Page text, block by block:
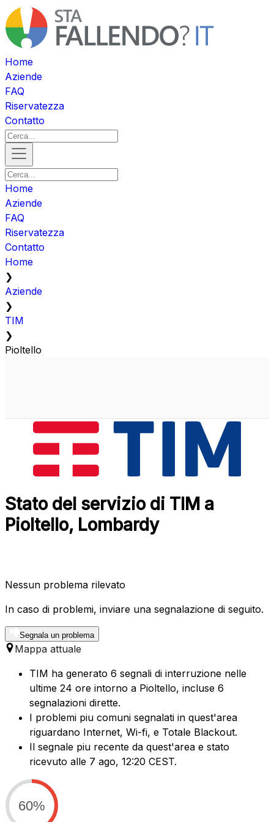
Home
Aziende
FAQ
Riservatezza
Contatto
Home
Aziende
FAQ
Riservatezza
Contatto
Home
❯
Aziende
❯
TIM
❯
Pioltello
Stato del servizio di TIM a
Pioltello, Lombardy
Nessun problema rilevato
In caso di problemi, inviare una segnalazione di seguito.
Segnala un problema
Mappa attuale
TIM ha generato 6 segnali di interruzione nelle
ultime 24 ore intorno a Pioltello, incluse 6
segnalazioni dirette.
I problemi piu comuni segnalati in quest'area
riguardano Internet, Wi-fi, e Totale Blackout.
Il segnale piu recente da quest'area e stato
ricevuto alle 7 ago, 12:20 CEST.
60%